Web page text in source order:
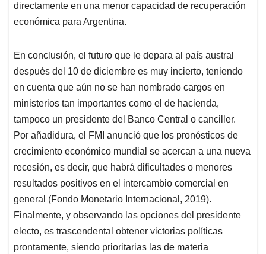
directamente en una menor capacidad de recuperación
económica para Argentina.
En conclusión, el futuro que le depara al país austral
después del 10 de diciembre es muy incierto, teniendo
en cuenta que aún no se han nombrado cargos en
ministerios tan importantes como el de hacienda,
tampoco un presidente del Banco Central o canciller.
Por añadidura, el FMI anunció que los pronósticos de
crecimiento económico mundial se acercan a una nueva
recesión, es decir, que habrá dificultades o menores
resultados positivos en el intercambio comercial en
general (Fondo Monetario Internacional, 2019).
Finalmente, y observando las opciones del presidente
electo, es trascendental obtener victorias políticas
prontamente, siendo prioritarias las de materia